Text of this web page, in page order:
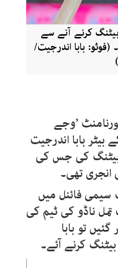
بیٹنگ کرنے آنے سے
بابا اندرجیت/
’وجے
بیٹر بابا اندرجیت
بیٹنگ کی جس کی
تھی۔
سیمی فائنل میں
تمل ناڈو کی ٹیم کی
گئیں تو بابا
کرنے آئے۔